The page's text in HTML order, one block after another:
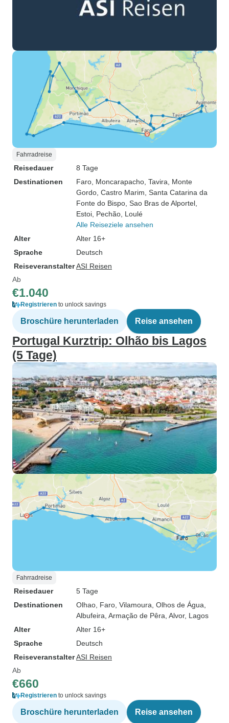
Fahrradreise
Reisedauer
8 Tage
Destinationen
Faro , Moncarapacho , Tavira , Monte
Gordo , Castro Marim , Santa Catarina da
Fonte do Bispo , Sao Bras de Alportel
Estoi , Pechão , Loulé
Alle Reiseziele ansehen
Alter
Alter 16+
Sprache
Deutsch
ReiseveranstalterASI Reisen
Ab
€1.040
Registrieren to unlock savings
Broschüre herunterladen Reise ansehen
Portugal Kurztrip: Olhão bis Lagos
(5 Tage)
Fahrradreise
Reisedauer
5 Tage
Destinationen
Olhao , Faro , Vilamoura , Olhos de Água
Albufeira , Armação de Pêra , Alvor, Lagos
Alter
Alter 16+
Sprache
Deutsch
ReiseveranstalterASI Reisen
Ab
€660
Registrieren to unlock savings
Broschüre herunterladen Reise ansehen